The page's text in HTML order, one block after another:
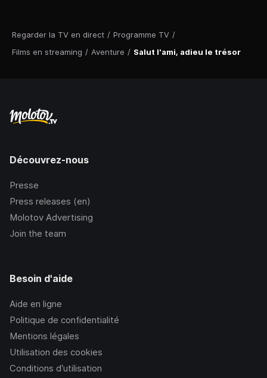
Regarder la TV en direct / Programme TV /
Films en streaming / Aventure / Salut l'ami, adieu le trésor
Découvrez-nous
Presse
Press releases (en)
Molotov Advertising
Join the team
Besoin d'aide
Aide en ligne
Politique de confidentialité
Mentions légales
Utilisation des cookies
Conditions d’utilisation